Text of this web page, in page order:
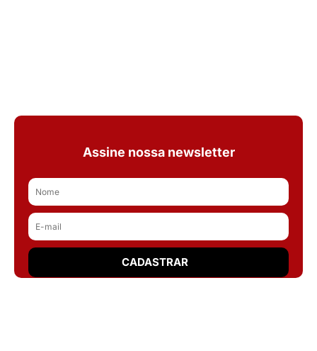
Assine nossa newsletter